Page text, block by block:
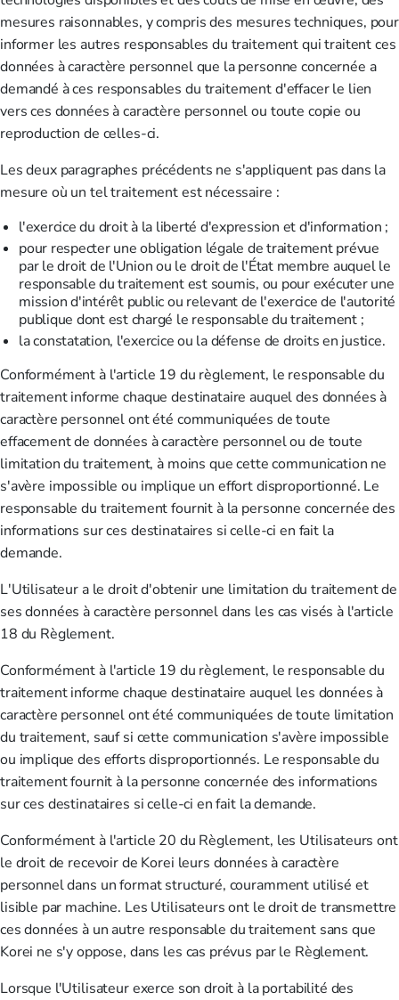
mesures raisonnables, y compris des mesures techniques, pour
informer les autres responsables du traitement qui traitent ces
données à caractère personnel que la personne concernée a
demandé à ces responsables du traitement d'effacer le lien
vers ces données à caractère personnel ou toute copie ou
reproduction de celles-ci.
Les deux paragraphes précédents ne s'appliquent pas dans la
mesure où un tel traitement est nécessaire :
l'exercice du droit à la liberté d'expression et d'information ;
pour respecter une obligation légale de traitement prévue
par le droit de l'Union ou le droit de l'État membre auquel le
responsable du traitement est soumis, ou pour exécuter une
mission d'intérêt public ou relevant de l'exercice de l'autorité
publique dont est chargé le responsable du traitement ;
la constatation, l'exercice ou la défense de droits en justice.
Conformément à l'article 19 du règlement, le responsable du
traitement informe chaque destinataire auquel des données à
caractère personnel ont été communiquées de toute
effacement de données à caractère personnel ou de toute
limitation du traitement, à moins que cette communication ne
s'avère impossible ou implique un effort disproportionné. Le
responsable du traitement fournit à la personne concernée des
informations sur ces destinataires si celle-ci en fait la
demande.
L'Utilisateur a le droit d'obtenir une limitation du traitement de
ses données à caractère personnel dans les cas visés à l'article
18 du Règlement.
Conformément à l'article 19 du règlement, le responsable du
traitement informe chaque destinataire auquel les données à
caractère personnel ont été communiquées de toute limitation
du traitement, sauf si cette communication s'avère impossible
ou implique des efforts disproportionnés. Le responsable du
traitement fournit à la personne concernée des informations
sur ces destinataires si celle-ci en fait la demande.
Conformément à l'article 20 du Règlement, les Utilisateurs ont
le droit de recevoir de Korei leurs données à caractère
personnel dans un format structuré, couramment utilisé et
lisible par machine. Les Utilisateurs ont le droit de transmettre
ces données à un autre responsable du traitement sans que
Korei ne s'y oppose, dans les cas prévus par le Règlement.
Lorsque l'Utilisateur exerce son droit à la portabilité des